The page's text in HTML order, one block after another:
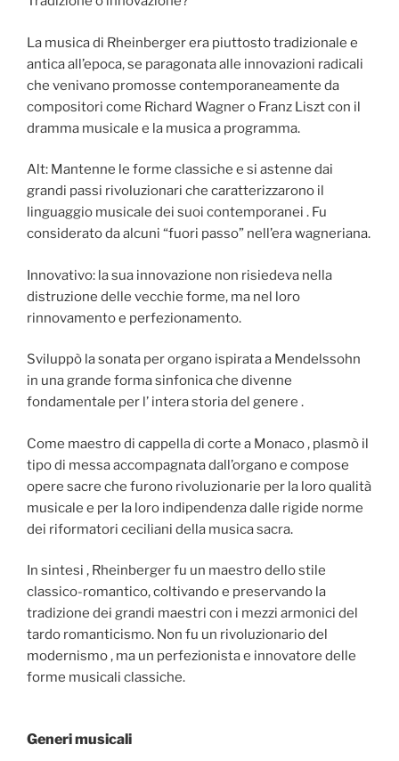
La musica di Rheinberger era piuttosto tradizionale e
antica all’epoca, se paragonata alle innovazioni radicali
che venivano promosse contemporaneamente da
compositori come Richard Wagner o Franz Liszt con il
dramma musicale e la musica a programma.
Alt: Mantenne le forme classiche e si astenne dai
grandi passi rivoluzionari che caratterizzarono il
linguaggio musicale dei suoi contemporanei . Fu
considerato da alcuni “fuori passo” nell’era wagneriana.
Innovativo: la sua innovazione non risiedeva nella
distruzione delle vecchie forme, ma nel loro
rinnovamento e perfezionamento.
Sviluppò la sonata per organo ispirata a Mendelssohn
in una grande forma sinfonica che divenne
fondamentale per l’ intera storia del genere .
Come maestro di cappella di corte a Monaco , plasmò il
tipo di messa accompagnata dall’organo e compose
opere sacre che furono rivoluzionarie per la loro qualità
musicale e per la loro indipendenza dalle rigide norme
dei riformatori ceciliani della musica sacra.
In sintesi , Rheinberger fu un maestro dello stile
classico-romantico, coltivando e preservando la
tradizione dei grandi maestri con i mezzi armonici del
tardo romanticismo. Non fu un rivoluzionario del
modernismo , ma un perfezionista e innovatore delle
forme musicali classiche.
Generi musicali